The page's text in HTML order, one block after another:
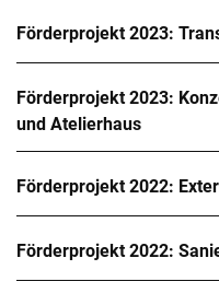
Förderprojekt 2023:
Förderprojekt 2023:
und Atelierhaus
Förderprojekt 2022:
Förderprojekt 2022: